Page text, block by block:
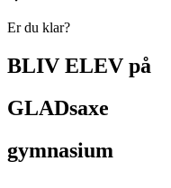
Er du klar?
BLIV ELEV på
GLADsaxe
gymnasium